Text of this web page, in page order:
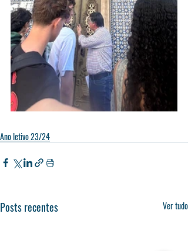
Ano letivo 23/24
Posts recentes Ver tudo